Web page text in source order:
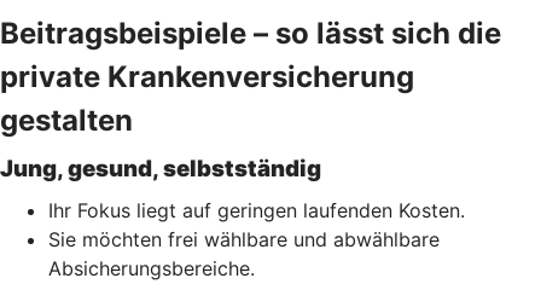
Beitragsbeispiele – so lässt sich die
private Krankenversicherung
gestalten
Jung, gesund, selbstständig
Ihr Fokus liegt auf geringen laufenden Kosten.
Sie möchten frei wählbare und abwählbare
Absicherungsbereiche.